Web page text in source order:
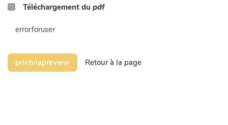
Téléchargement du pdf
errorforuser
printviapreview Retour à la page